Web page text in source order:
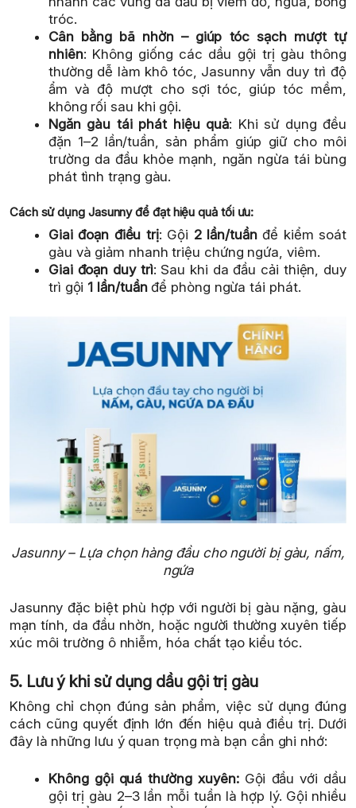
tróc.
Cân bằng bã nhờn – giúp tóc sạch mượt tự
nhiên: Không giống các dầu gội trị gàu thông
thường dễ làm khô tóc, Jasunny vẫn duy trì độ
ẩm và độ mượt cho sợi tóc, giúp tóc mềm,
không rối sau khi gội.
Ngăn gàu tái phát hiệu quả: Khi sử dụng đều
đặn 1–2 lần/tuần, sản phẩm giúp giữ cho môi
trường da đầu khỏe mạnh, ngăn ngừa tái bùng
phát tình trạng gàu.
Cách sử dụng Jasunny để đạt hiệu quả tối ưu:
Giai đoạn điều trị: Gội 2 lần/tuầnđể kiểm soát
gàu và giảm nhanh triệu chứng ngứa, viêm.
Giai đoạn duy trì: Sau khi da đầu cải thiện, duy
trì gội 1 lần/tuầnđể phòng ngừa tái phát.
Jasunny – Lựa chọn hàng đầu cho người bị gàu, nấm,
ngứa
Jasunny đặc biệt phù hợp với người bị gàu nặng, gàu
mạn tính, da đầu nhờn, hoặc người thường xuyên tiếp
xúc môi trường ô nhiễm, hóa chất tạo kiểu tóc.
5. Lưu ý khi sử dụng dầu gội trị gàu
Không chỉ chọn đúng sản phẩm, việc sử dụng đúng
cách cũng quyết định lớn đến hiệu quả điều trị. Dưới
đây là những lưu ý quan trọng mà bạn cần ghi nhớ:
Không gội quá thường xuyên:Gội đầu với dầu
gội trị gàu 2–3 lần mỗi tuần là hợp lý. Gội nhiều